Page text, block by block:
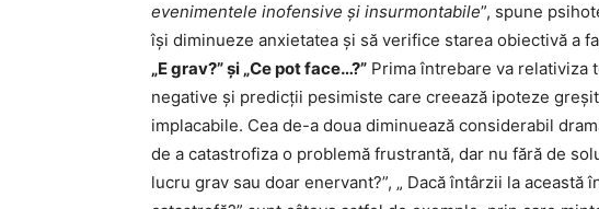
evenimentele inofensive și insurmontabile”, spune
își diminueze anxietatea și să verifice starea obiectivă a
„E grav?” și „Ce pot face…?” Prima întrebare va relativiza
negative și predicții pesimiste care creează ipoteze
implacabile. Cea de-a doua diminuează considerabil
de a catastrofiza o problemă frustrantă, dar nu fără de
lucru grav sau doar enervant?”, „ Dacă întârzii la